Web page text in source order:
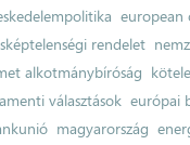
european
rendelet
alkotmánybíróság
választások európai
magyarország